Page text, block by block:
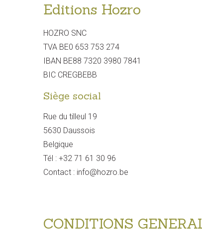
Editions Hozro
HOZRO SNC
TVA BE0 653 753 274
IBAN BE88 7320 3980 7841
BIC CREGBEBB
Siège social
Rue du tilleul 19
5630 Daussois
Belgique
Tél : +32 71 61 30 96
Contact : info@hozro.be
CONDITIONS